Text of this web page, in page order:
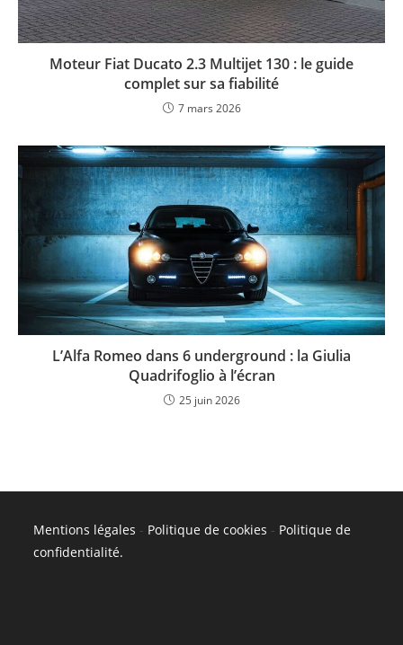
Moteur Fiat Ducato 2.3 Multijet 130 : le guide
complet sur sa fiabilité
7 mars 2026
L’Alfa Romeo dans 6 underground : la Giulia
Quadrifoglio à l’écran
25 juin 2026
Mentions légales - Politique de cookies - Politique de
confidentialité.